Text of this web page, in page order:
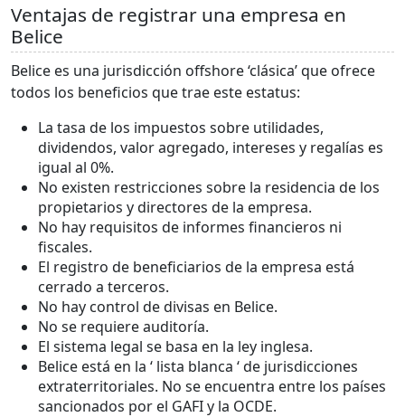
Ventajas de registrar una empresa en
Belice
Belice es una jurisdicción offshore ‘clásica’ que ofrece
todos los beneficios que trae este estatus:
La tasa de los impuestos sobre utilidades,
dividendos, valor agregado, intereses y regalías es
igual al 0%.
No existen restricciones sobre la residencia de los
propietarios y directores de la empresa.
No hay requisitos de informes financieros ni
fiscales.
El registro de beneficiarios de la empresa está
cerrado a terceros.
No hay control de divisas en Belice.
No se requiere auditoría.
El sistema legal se basa en la ley inglesa.
Belice está en la ‘ lista blanca ‘ de jurisdicciones
extraterritoriales. No se encuentra entre los países
sancionados por el GAFI y la OCDE.